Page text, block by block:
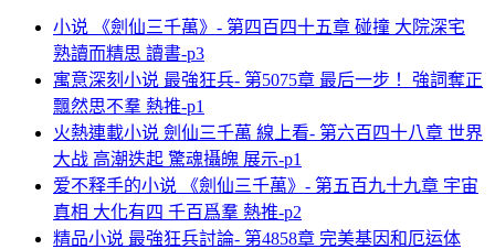
小说 《劍仙三千萬》- 第四百四十五章 碰撞 大院深宅
熟讀而精思 讀書-p3
寓意深刻小说 最強狂兵- 第5075章 最后一步！ 強詞奪正
飄然思不羣 熱推-p1
火熱連載小说 劍仙三千萬 線上看- 第六百四十八章 世界
大战 高潮迭起 驚魂攝魄 展示-p1
爱不释手的小说 《劍仙三千萬》- 第五百九十九章 宇宙
真相 大化有四 千百爲羣 熱推-p2
精品小说 最強狂兵討論- 第4858章 完美基因和厄运体